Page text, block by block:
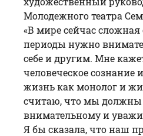
Молодежного театра
«В мире сейчас
периоды нужно
себе и другим. Мне
человеческое
жизнь как монолог и
считаю, что мы должны
внимательному и
Я бы сказала, что наш